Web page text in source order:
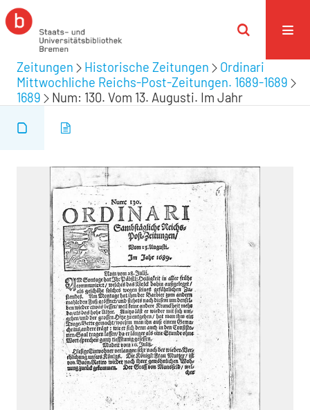
Zeitungen Historische Zeitungen
Ordinari
Mittwochliche Reichs-Post-Zeitungen. 1689-1689
1689
Num: 130. Vom 13. Augusti. Im Jahr